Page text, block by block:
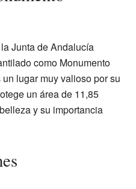
Junta de Andalucía
como Monumento
lugar muy valioso por su
un área de 11,85
y su importancia